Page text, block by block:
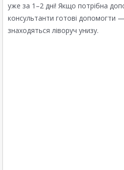
уже за 1–2 дні! Якщо потрібна
консультанти готові допомогти —
знаходяться ліворуч унизу.